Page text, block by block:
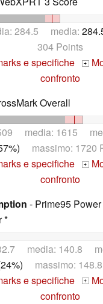
284.5 media:
304 Points
e specifiche +
confronto
Overall
media: 1615
massimo: 1720
e specifiche +
confronto
- Prime95
*
media: 140.8
massimo: 148.8
e specifiche +
confronto